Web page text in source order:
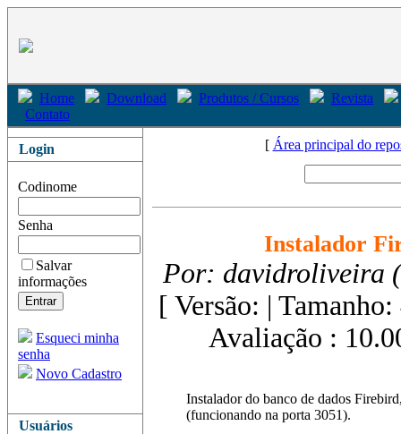
Home Download Produtos / Cursos
Revista
Contato
Login
Codinome
Senha
Salvar
informações
Esqueci minha
senha
Novo Cadastro
Usuários
[ Área principal do
Instalador
Por: davidroliveira
[ Versão: |
Avaliação :
Instalador do banco de dados
(funcionando na porta 3051).